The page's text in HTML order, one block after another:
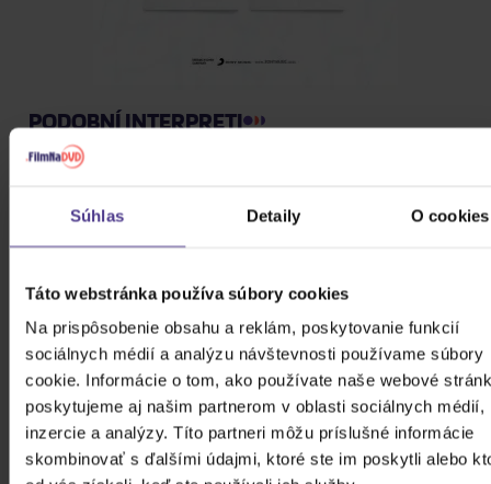
Súhlas Detaily O cookies
Táto webstránka používa súbory cookies
Na prispôsobenie obsahu a reklám, poskytovanie funkcií
sociálnych médií a analýzu návštevnosti používame súbory
cookie. Informácie o tom, ako používate naše webové
poskytujeme aj našim partnerom v oblasti sociálnych médií,
inzercie a analýzy. Títo partneri môžu príslušné informácie
skombinovať s ďalšími údajmi, ktoré ste im poskytli alebo
PODOBNÍ INTERPRETI
*NSYNC
100 Gecs